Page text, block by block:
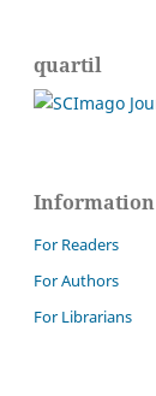
quartil
Information
For Readers
For Authors
For Librarians